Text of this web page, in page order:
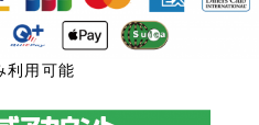
利用可能